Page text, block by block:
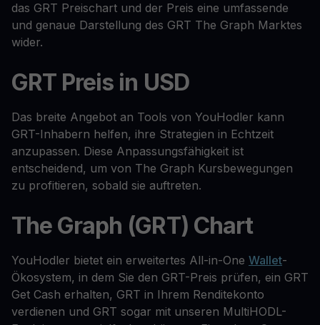
das GRT Preischart und der Preis eine umfassende
und genaue Darstellung des GRT The Graph Marktes
wider.
GRT Preis in USD
Das breite Angebot an Tools von YouHodler kann
GRT-Inhabern helfen, ihre Strategien in Echtzeit
anzupassen. Diese Anpassungsfähigkeit ist
entscheidend, um von The Graph Kursbewegungen
zu profitieren, sobald sie auftreten.
The Graph (GRT) Chart
YouHodler bietet ein erweitertes All-in-One Wallet-
Ökosystem, in dem Sie den GRT-Preis prüfen, ein GRT
Get Cash erhalten, GRT in Ihrem Renditekonto
verdienen und GRT sogar mit unseren MultiHODL-